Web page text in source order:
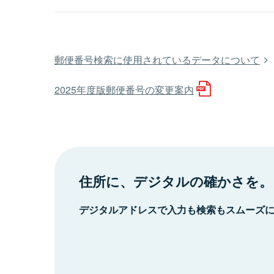
郵便番号検索に使用されているデータについて
2025年度版郵便番号の変更案内
住所に、デジタルの確かさを。
デジタルアドレスで入力も検索もスムーズ